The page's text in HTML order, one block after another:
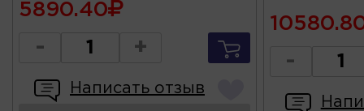
5890.40
- +
Написать отзыв
-